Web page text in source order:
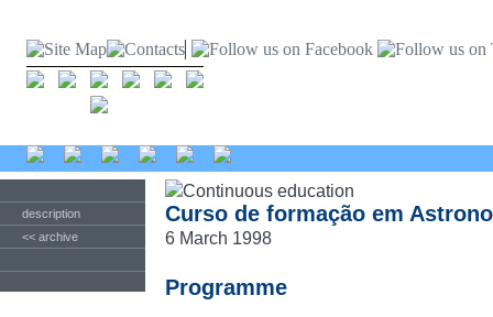
description
<< archive
Curso de formação em
6 March 1998
Programme